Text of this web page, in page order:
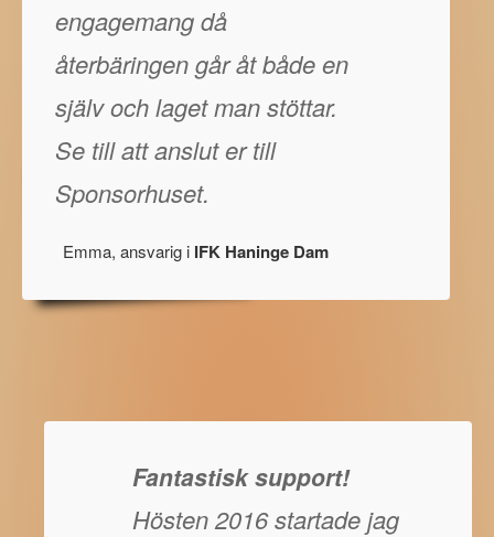
engagemang då
återbäringen går åt både en
själv och laget man stöttar.
Se till att anslut er till
Sponsorhuset.
Emma, ansvarig i IFK Haninge Dam
Fantastisk support!
Hösten 2016 startade jag